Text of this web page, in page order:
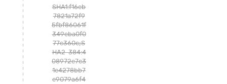
SHA1:f16eb
7821a72f9
5fbf86061f
349eba0f0
77c360c;S
HA2-384:4
08972e7c3
1e4278bb7
e9079a6f4